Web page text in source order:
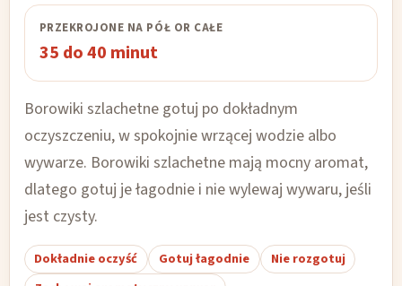
PRZEKROJONE NA PÓŁ OR CAŁE
35 do 40 minut
Borowiki szlachetne gotuj po dokładnym
oczyszczeniu, w spokojnie wrzącej wodzie albo
wywarze. Borowiki szlachetne mają mocny aromat,
dlatego gotuj je łagodnie i nie wylewaj wywaru, jeśli
jest czysty.
Dokładnie oczyść Gotuj łagodnie
Nie rozgotuj